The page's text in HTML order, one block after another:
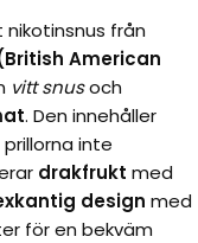
från
American
vitt snusoch
. Den innehåller
inte
drakfrukt med
design med
för en bekväm